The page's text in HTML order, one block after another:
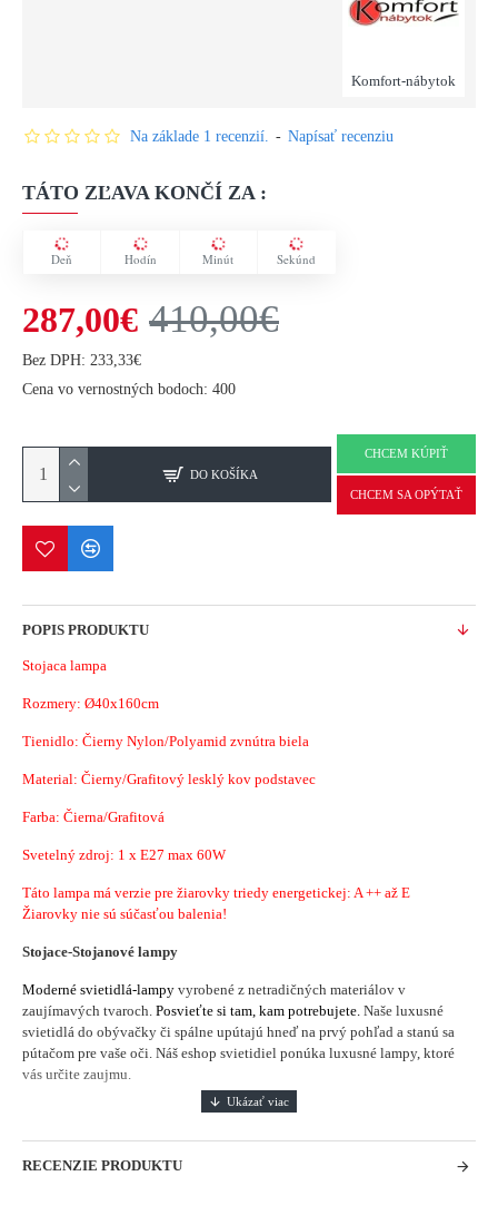
Komfort-nábytok
Na základe 1 recenzií. - Napísať recenziu
TÁTO ZĽAVA KONČÍ ZA :
Deň Hodín Minút Sekúnd
287,00€ 410,00€
Bez DPH: 233,33€
Cena vo vernostných bodoch: 400
DO KOŠÍKA
CHCEM KÚPIŤ
CHCEM SA OPÝTAŤ
POPIS PRODUKTU
Stojaca lampa
Rozmery: Ø40x160cm
Tienidlo: Čierny Nylon/Polyamid zvnútra biela
Material: Čierny/Grafitový lesklý kov podstavec
Farba: Čierna/Grafitová
Svetelný zdroj: 1 x E27 max 60W
Táto lampa má verzie pre žiarovky triedy energetickej: A ++ až E
Žiarovky nie sú súčasťou balenia!
Stojace-Stojanové lampy
Moderné svietidlá-lampy vyrobené z netradičných materiálov v
zaujímavých tvaroch. Posvieťte si tam, kam potrebujete. Naše luxusné
svietidlá do obývačky či spálne upútajú hneď na prvý pohľad a stanú sa
pútačom pre vaše oči. Náš eshop svietidiel ponúka luxusné lampy, ktoré
vás určite zaujmu.
RECENZIE PRODUKTU